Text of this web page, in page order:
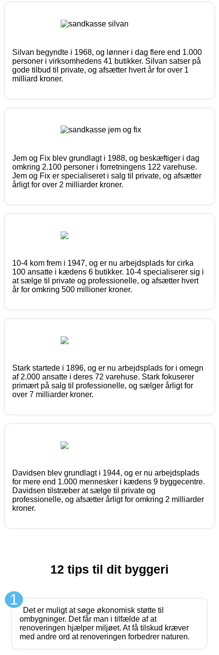
Silvan begyndte i 1968, og lønner i dag flere end 1.000
personer i virksomhedens 41 butikker. Silvan satser på
gode tilbud til private, og afsætter hvert år for over 1
milliard kroner.
Jem og Fix blev grundlagt i 1988, og beskæftiger i dag
omkring 2.100 personer i forretningens 122 varehuse.
Jem og Fix er specialiseret i salg til private, og afsætter
årligt for over 2 milliarder kroner.
10-4 kom frem i 1947, og er nu arbejdsplads for cirka
100 ansatte i kædens 6 butikker. 10-4 specialiserer sig i
at sælge til private og professionelle, og afsætter hvert
år for omkring 500 millioner kroner.
Stark startede i 1896, og er nu arbejdsplads for i omegn
af 2.000 ansatte i deres 72 varehuse. Stark fokuserer
primært på salg til professionelle, og sælger årligt for
over 7 milliarder kroner.
Davidsen blev grundlagt i 1944, og er nu arbejdsplads
for mere end 1.000 mennesker i kædens 9 byggecentre.
Davidsen tilstræber at sælge til private og
professionelle, og afsætter årligt for omkring 2 milliarder
kroner.
12 tips til dit byggeri
1
Det er muligt at søge økonomisk støtte til
ombygninger. Det får man i tilfælde af at
renoveringen hjælper miljøet. At få tilskud kræver
med andre ord at renoveringen forbedrer naturen.